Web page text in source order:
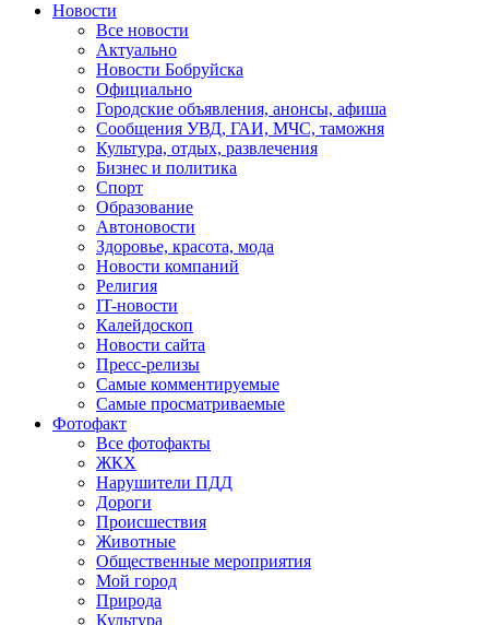
Новости
Все новости
Актуально
Новости Бобруйска
Официально
Городские объявления, анонсы, афиша
Сообщения УВД, ГАИ, МЧС, таможня
Культура, отдых, развлечения
Бизнес и политика
Спорт
Образование
Автоновости
Здоровье, красота, мода
Новости компаний
Религия
IT-новости
Калейдоскоп
Новости сайта
Пресс-релизы
Самые комментируемые
Самые просматриваемые
Фотофакт
Все фотофакты
ЖКХ
Нарушители ПДД
Дороги
Происшествия
Животные
Общественные мероприятия
Мой город
Природа
Культура